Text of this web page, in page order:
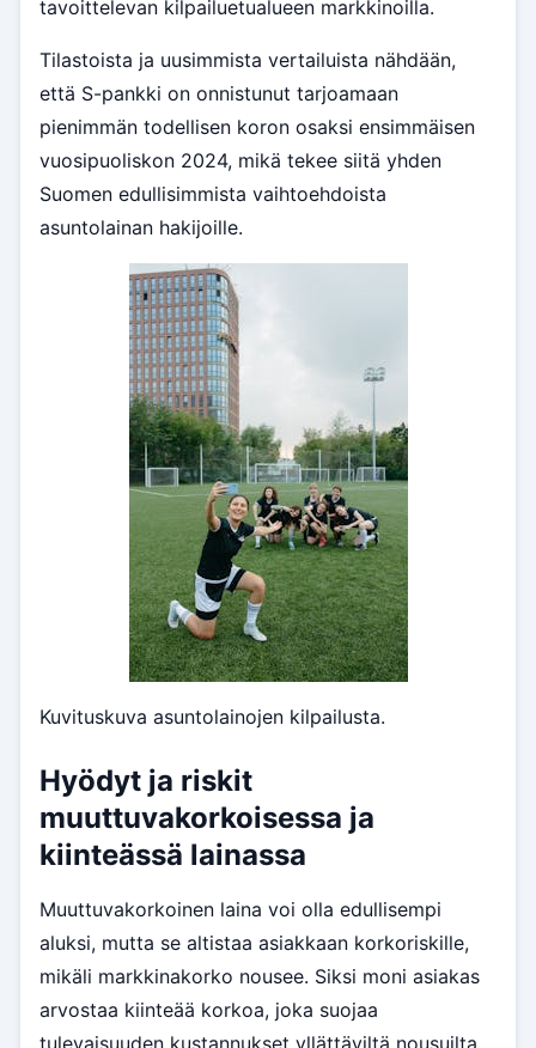
tavoittelevan kilpailuetualueen markkinoilla.
Tilastoista ja uusimmista vertailuista nähdään,
että S-pankki on onnistunut tarjoamaan
pienimmän todellisen koron osaksi ensimmäisen
vuosipuoliskon 2024, mikä tekee siitä yhden
Suomen edullisimmista vaihtoehdoista
asuntolainan hakijoille.
Kuvituskuva asuntolainojen kilpailusta.
Hyödyt ja riskit
muuttuvakorkoisessa ja
kiinteässä lainassa
Muuttuvakorkoinen laina voi olla edullisempi
aluksi, mutta se altistaa asiakkaan korkoriskille,
mikäli markkinakorko nousee. Siksi moni asiakas
arvostaa kiinteää korkoa, joka suojaa
tulevaisuuden kustannukset yllättäviltä nousuilta.